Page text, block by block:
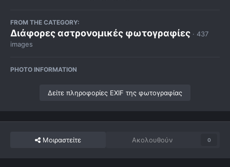
FROM THE CATEGORY:
Διάφορες αστρονομικές φωτογραφίες · 437
images
PHOTO INFORMATION
Δείτε πληροφορίες EXIF της φωτογραφίας
Μοιραστείτε Ακολουθούν 0